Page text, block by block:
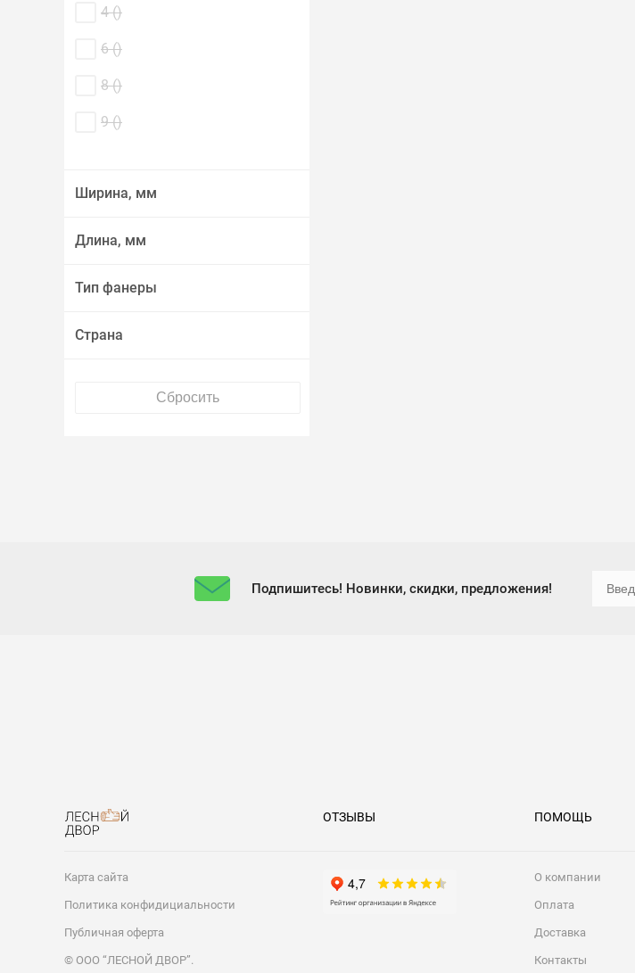
4 ()
6 ()
8 ()
9 ()
Ширина, мм
Длина, мм
Тип фанеры
Страна
Подпишитесь! Новинки, скидки, предложения!
Карта сайта
Политика конфидициальности
Публичная оферта
© ООО “ЛЕСНОЙ ДВОР”.
ОТЗЫВЫ ПОМОЩЬ
О компании
Оплата
Доставка
Контакты